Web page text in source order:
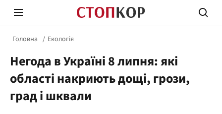
Головна Екологія
Негода в Україні 8 липня: які
області накриють дощі, грози,
град і шквали